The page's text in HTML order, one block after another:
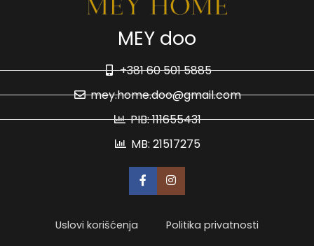
MEY doo
+381 60 501 5885
mey.home.doo@gmail.com
PIB: 111655431
MB: 21517275
Uslovi korišćenja Politika privatnosti